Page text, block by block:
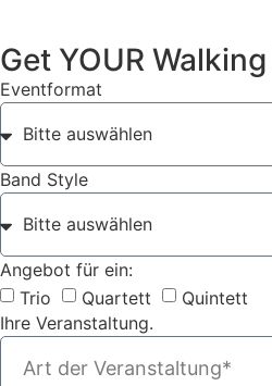
Get YOUR
Eventformat
Band Style
Angebot für ein:
Trio
Quartett
Quintett
Ihre Veranstaltung.